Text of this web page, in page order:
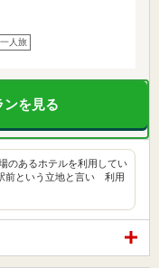
人旅
ンを見る
のあるホテルを利用してい
前という立地と言い 利用